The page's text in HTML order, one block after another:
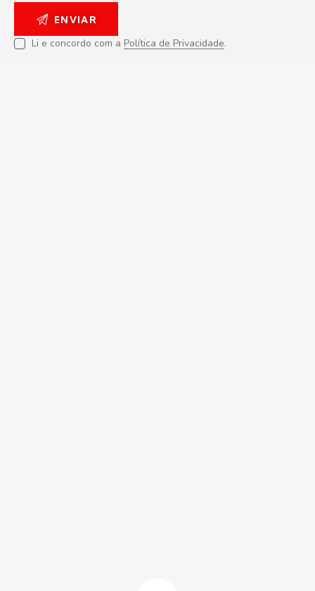
Li e concordo com a Política de Privacidade.